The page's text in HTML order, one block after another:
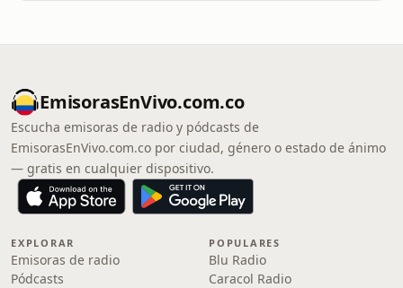
EmisorasEnVivo.com.co
Escucha emisoras de radio y pódcasts de
EmisorasEnVivo.com.co por ciudad, género o estado de ánimo
— gratis en cualquier dispositivo.
EXPLORAR
Emisoras de radio
Pódcasts
POPULARES
Blu Radio
Caracol Radio